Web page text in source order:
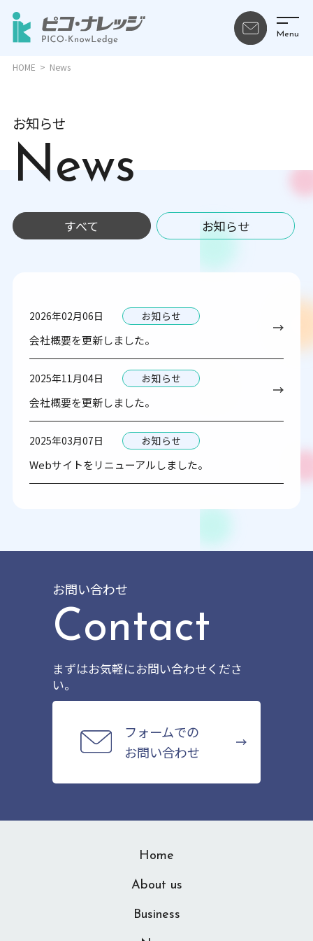
HOME News
お知らせ
News
すべて お知らせ
2026年02月06日 お知らせ
会社概要を更新しました。
2025年11月04日 お知らせ
会社概要を更新しました。
2025年03月07日 お知らせ
Webサイトをリニューアルしました。
お問い合わせ
Contact
まずはお気軽にお問い合わせくださ
い。
フォームでの
お問い合わせ
Home
About us
Business